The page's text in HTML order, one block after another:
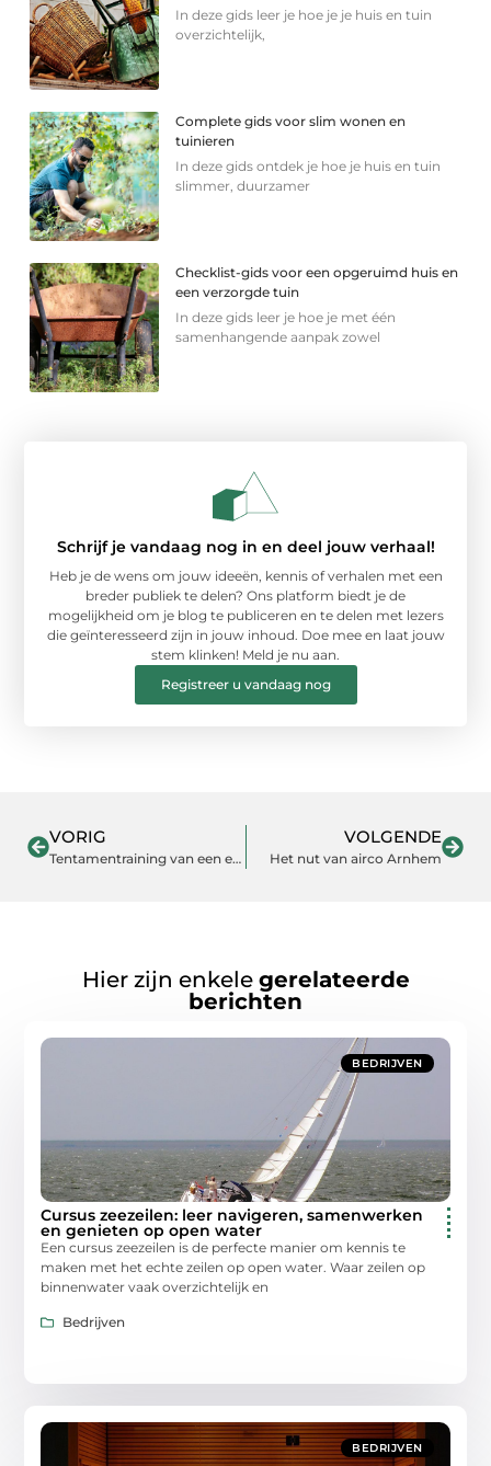
In deze gids leer je hoe je je huis en tuin
overzichtelijk,
Complete gids voor slim wonen en
tuinieren
In deze gids ontdek je hoe je huis en tuin
slimmer, duurzamer
Checklist-gids voor een opgeruimd huis en
een verzorgde tuin
In deze gids leer je hoe je met één
samenhangende aanpak zowel
Schrijf je vandaag nog in en deel jouw verhaal!
Heb je de wens om jouw ideeën, kennis of verhalen met een
breder publiek te delen? Ons platform biedt je de
mogelijkheid om je blog te publiceren en te delen met lezers
die geïnteresseerd zijn in jouw inhoud. Doe mee en laat jouw
stem klinken! Meld je nu aan.
Registreer u vandaag nog
VORIG
Tentamentraining van een extern bureau: hoe bevalt dat?
VOLGENDE
Het nut van airco Arnhem
Hier zijn enkele gerelateerde
berichten
BEDRIJVEN
Cursus zeezeilen: leer navigeren, samenwerken
en genieten op open water
Een cursus zeezeilen is de perfecte manier om kennis te
maken met het echte zeilen op open water. Waar zeilen op
binnenwater vaak overzichtelijk en
Bedrijven
BEDRIJVEN